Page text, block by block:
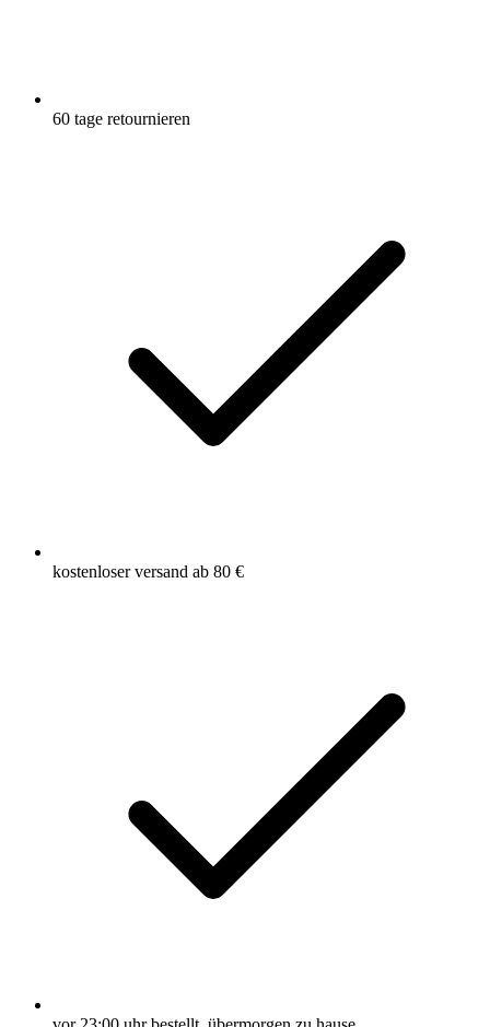
60 tage retournieren
kostenloser versand ab 80 €